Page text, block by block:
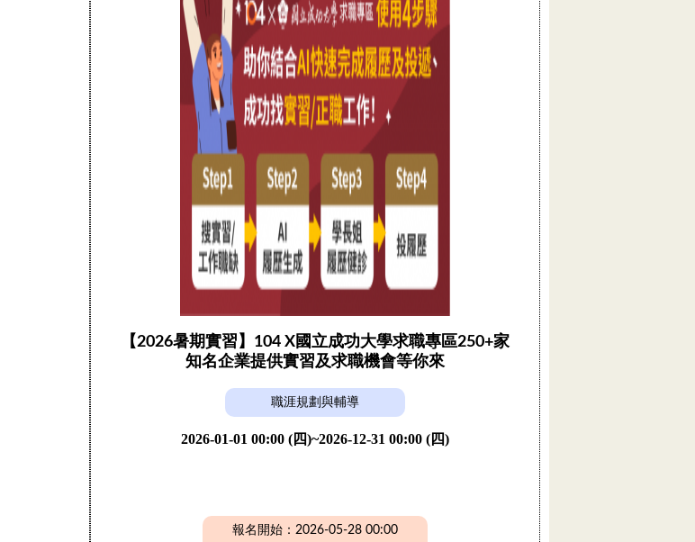
【2026暑期實習】104 X國立成功大學求職專區250+家
知名企業提供實習及求職機會等你來
職涯規劃與輔導
2026-01-01 00:00 (四)~2026-12-31 00:00 (四)
報名開始：2026-05-28 00:00